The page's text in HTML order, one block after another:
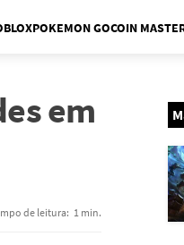
POKEMON GOCOIN
em
de leitura: 1 min.